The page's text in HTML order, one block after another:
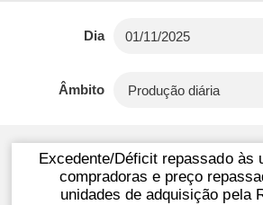
Dia
Âmbito
Excedente/Déficit repassado às
compradoras e preço
unidades de adquisição pela